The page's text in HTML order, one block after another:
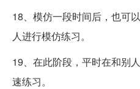
18、模仿一段时间后，也可
人进行模仿练习。
19、在此阶段，平时在和别
速练习。